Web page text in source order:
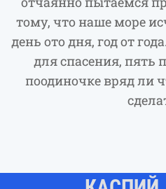
тому, что наше море
день ото дня, год от
для спасения, пять
поодиночке вряд ли